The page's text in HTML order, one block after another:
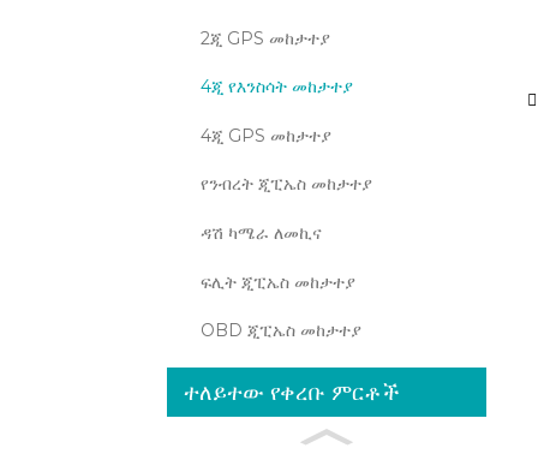
2ጂ GPS መከታተያ
4ጂ የእንስሳት መከታተያ
4ጂ GPS መከታተያ
የንብረት ጂፒኤስ መከታተያ
ዳሽ ካሜራ ለመኪና
ፍሊት ጂፒኤስ መከታተያ
OBD ጂፒኤስ መከታተያ
ተለይተው የቀረቡ ምርቶች